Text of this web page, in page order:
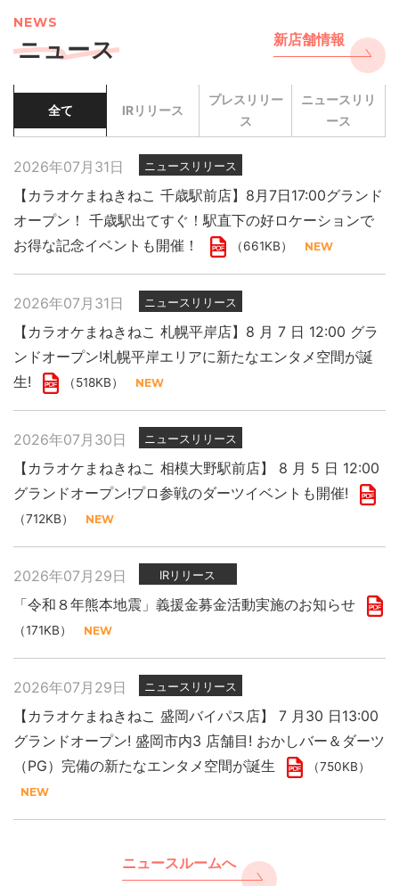
NEWS
ニュース 新店舗情報
全て IRリリース
プレスリリー
ス
ニュースリリ
ース
2026年07月31日 ニュースリリース
【カラオケまねきねこ 千歳駅前店】8月7日17:00グランド
オープン！ 千歳駅出てすぐ！駅直下の好ロケーションで
お得な記念イベントも開催！
（661KB）
2026年07月31日 ニュースリリース
【カラオケまねきねこ 札幌平岸店】8 月 7 日 12:00 グラ
ンドオープン!札幌平岸エリアに新たなエンタメ空間が誕
生!
（518KB）
2026年07月30日 ニュースリリース
【カラオケまねきねこ 相模大野駅前店】 8 月 5 日 12:00
グランドオープン!プロ参戦のダーツイベントも開催!
（712KB）
2026年07月29日 IRリリース
「令和８年熊本地震」義援金募金活動実施のお知らせ
（171KB）
2026年07月29日 ニュースリリース
【カラオケまねきねこ 盛岡バイパス店】 7 月30 日13:00
グランドオープン! 盛岡市内3 店舗目! おかしバー＆ダーツ
（PG）完備の新たなエンタメ空間が誕生
（750KB）
ニュースルームへ